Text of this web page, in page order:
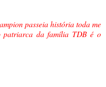
passeia história toda me
patriarca da família TDB é o